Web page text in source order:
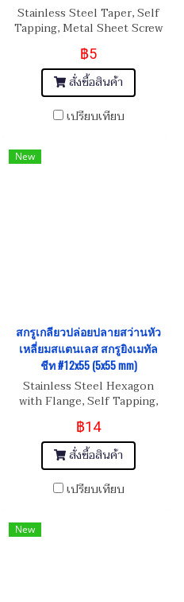
Stainless Steel Taper, Self
Tapping, Metal Sheet Screw
#8x1.1/4" (4.1x31 mm)
฿5
สั่งซื้อสินค้า
เปรียบเทียบ
New
สกรูเกลียวปล่อยปลายสว่านหัว
เหลี่ยมสแตนเลส สกรูยิงเมทัล
ชีท #12x55 (5x55 mm)
Stainless Steel Hexagon
with Flange, Self Tapping,
Metal Sheet Screw #12x55 (
5x55 mm)
฿14
สั่งซื้อสินค้า
เปรียบเทียบ
New